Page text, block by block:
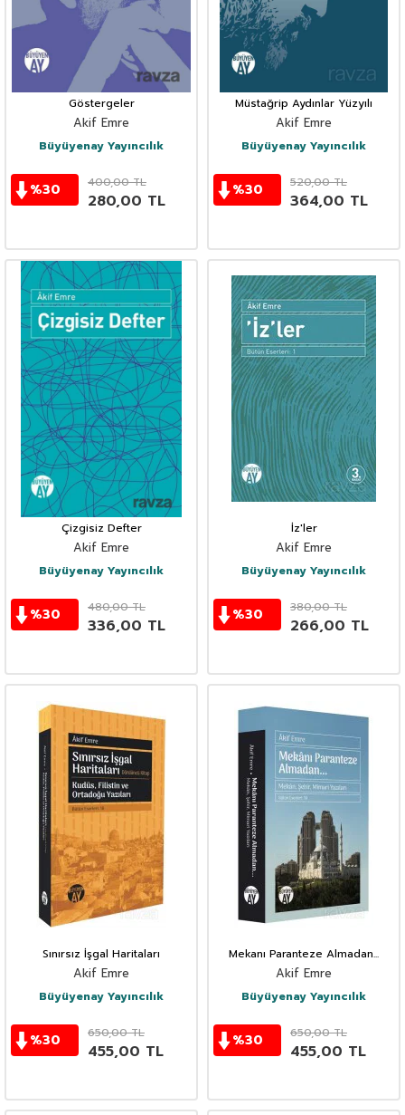
Göstergeler
Akif Emre
Büyüyenay Yayıncılık
%30 400,00TL
280,00 TL
Müstağrip Aydınlar Yüzyılı
Akif Emre
Büyüyenay Yayıncılık
%30 520,00TL
364,00 TL
Çizgisiz Defter
Akif Emre
Büyüyenay Yayıncılık
%30 480,00TL
336,00 TL
İz'ler
Akif Emre
Büyüyenay Yayıncılık
%30 380,00TL
266,00 TL
Sınırsız İşgal Haritaları
Akif Emre
Büyüyenay Yayıncılık
%30 650,00TL
455,00 TL
Mekanı Paranteze Almadan...
Akif Emre
Büyüyenay Yayıncılık
%30 650,00TL
455,00 TL